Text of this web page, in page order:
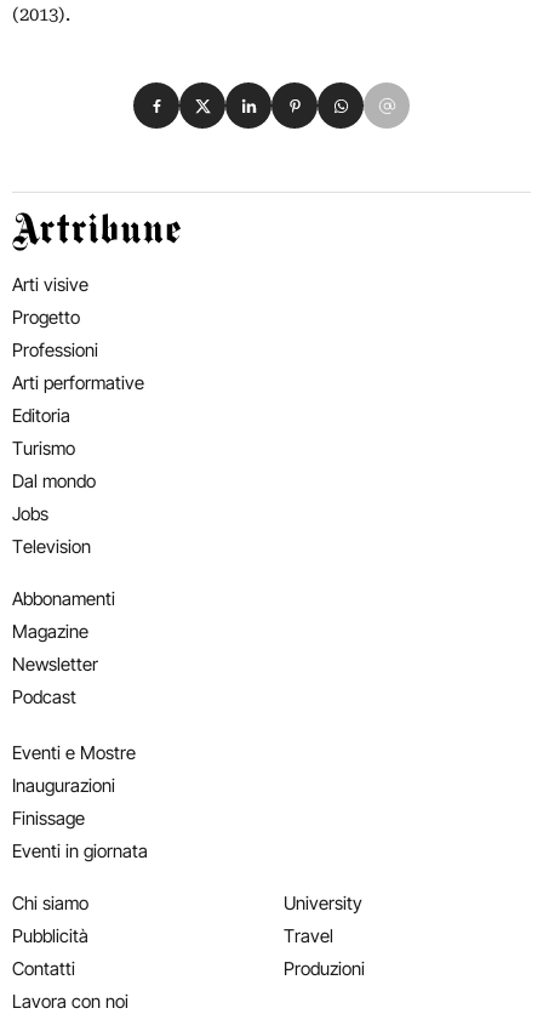
(2013).
Condividi su Facebook
Condividi su X
Condividi su LinkedIn
Condividi su Pinterest
Condividi su WhatsApp
Condividi su Email
Artribune
Arti visive
Progetto
Professioni
Arti performative
Editoria
Turismo
Dal mondo
Jobs
Television
Abbonamenti
Magazine
Newsletter
Podcast
Eventi e Mostre
Inaugurazioni
Finissage
Eventi in giornata
Chi siamo
Pubblicità
Contatti
Lavora con noi
University
Travel
Produzioni